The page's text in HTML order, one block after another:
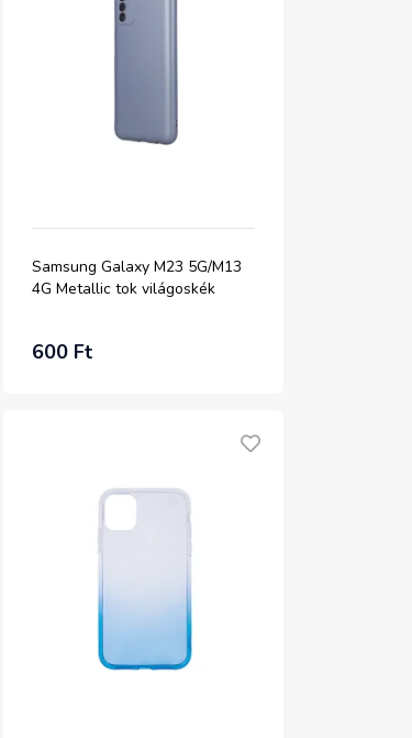
Samsung Galaxy M23 5G/M13
4G Metallic tok világoskék
600 Ft